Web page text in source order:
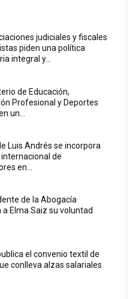
judiciales y fiscales
piden una política
integral y...
de Educación,
Profesional y Deportes
un...
Luis Andrés se incorpora
de
en...
de la Abogacía
Elma Saiz su voluntad
el convenio textil de
conlleva alzas salariales